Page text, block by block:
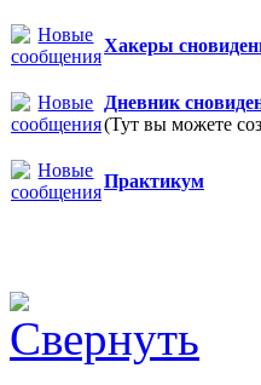
Хакеры
Дневник
(Тут вы можете
Практикум